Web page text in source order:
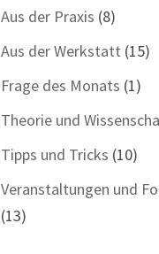
Aus der Praxis (8)
Aus der Werkstatt (15)
Frage des Monats (1)
Theorie und
Tipps und Tricks (10)
Veranstaltungen und
(13)